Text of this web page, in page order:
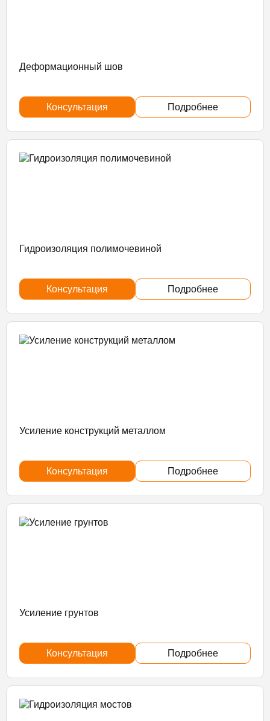
Деформационный шов
Консультация Подробнее
Гидроизоляция полимочевиной
Консультация Подробнее
Усиление конструкций металлом
Консультация Подробнее
Усиление грунтов
Консультация Подробнее